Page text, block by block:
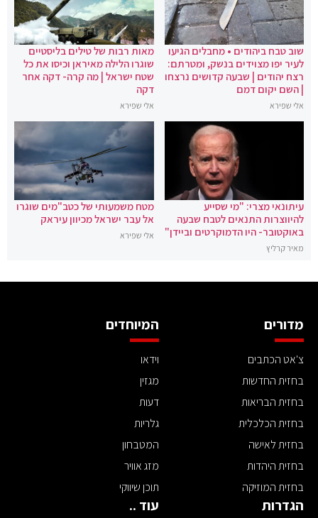
שוב טבח ביהודים • מחבלים הגיעו
לעיר יפו מצוידים בנשק, ומטרתם:
רצח יהודים | שבעה קדושים נרצחו
| השם יקום דמם
אלי שפירא
מאות רבות של טילים בליסטיים
שוגרו הלילה מאיראן וכיסו את כל
שטח ישראל | מה קרה- דקה אחר
דקה
אלי שפירא
עיתונאי מצרי: "מי שסייע
להיווצרות התנאים לטבח שבעה
באוקטובר- היו הדמוקרטים וביידן"
מאיר קרליץ
מטח משמעותי של כטב"מים שוגרו
אל עבר ישראל מכיוון עיראק
אלי שפירא
מדורים
צ'אט הכתבים
בחזית החדשות
בחזית הבריאות
בחזית הכלכלית
בחזית לאישה
בחזית היהדות
בחזית המוזיקה
המיוחדים
וידאו
מגזין
דעות
גלריות
המטבחון
מזג אוויר
תוכן שיווקי
הגדרות עוד ..